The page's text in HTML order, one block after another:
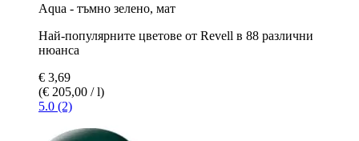
Aqua - тъмно зелено, мат
Най-популярните цветове от Revell в 88 различни
нюанса
€ 3,69
(€ 205,00 / l)
5.0 (2)